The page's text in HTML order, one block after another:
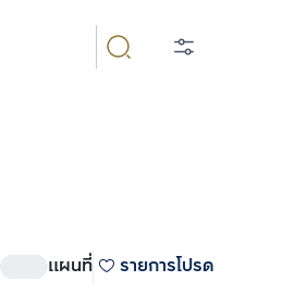
แผนที่ รายการโปรด